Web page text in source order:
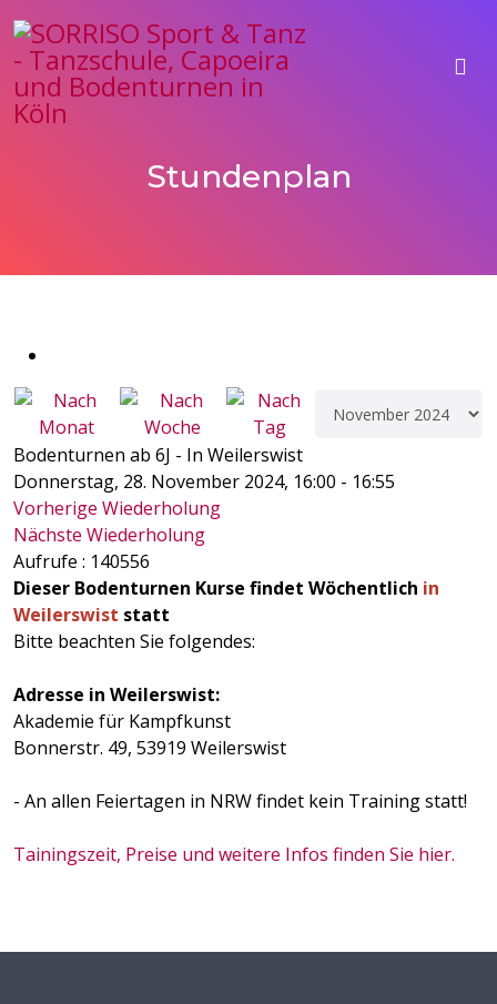
Stundenplan
Bodenturnen ab 6J - In Weilerswist
Donnerstag, 28. November 2024, 16:00 - 16:55
Vorherige Wiederholung
Nächste Wiederholung
Aufrufe : 140556
Dieser Bodenturnen Kurse findet Wöchentlich in
Weilerswist statt
Bitte beachten Sie folgendes:
Adresse in Weilerswist:
Akademie für Kampfkunst
Bonnerstr. 49, 53919 Weilerswist
- An allen Feiertagen in NRW findet kein Training statt!
Tainingszeit, Preise und weitere Infos finden Sie hier.